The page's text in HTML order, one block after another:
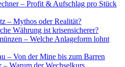
– Profit & Aufschlag pro Stück
– Mythos oder Realität?
Währung ist krisensicherer?
– Welche Anlageform lohnt
– Von der Mine bis zum Barren
Warum der Wechselkurs